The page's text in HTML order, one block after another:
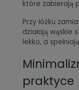
które zabierają
Przy łóżku
działają wąskie
lekko, a
praktyce